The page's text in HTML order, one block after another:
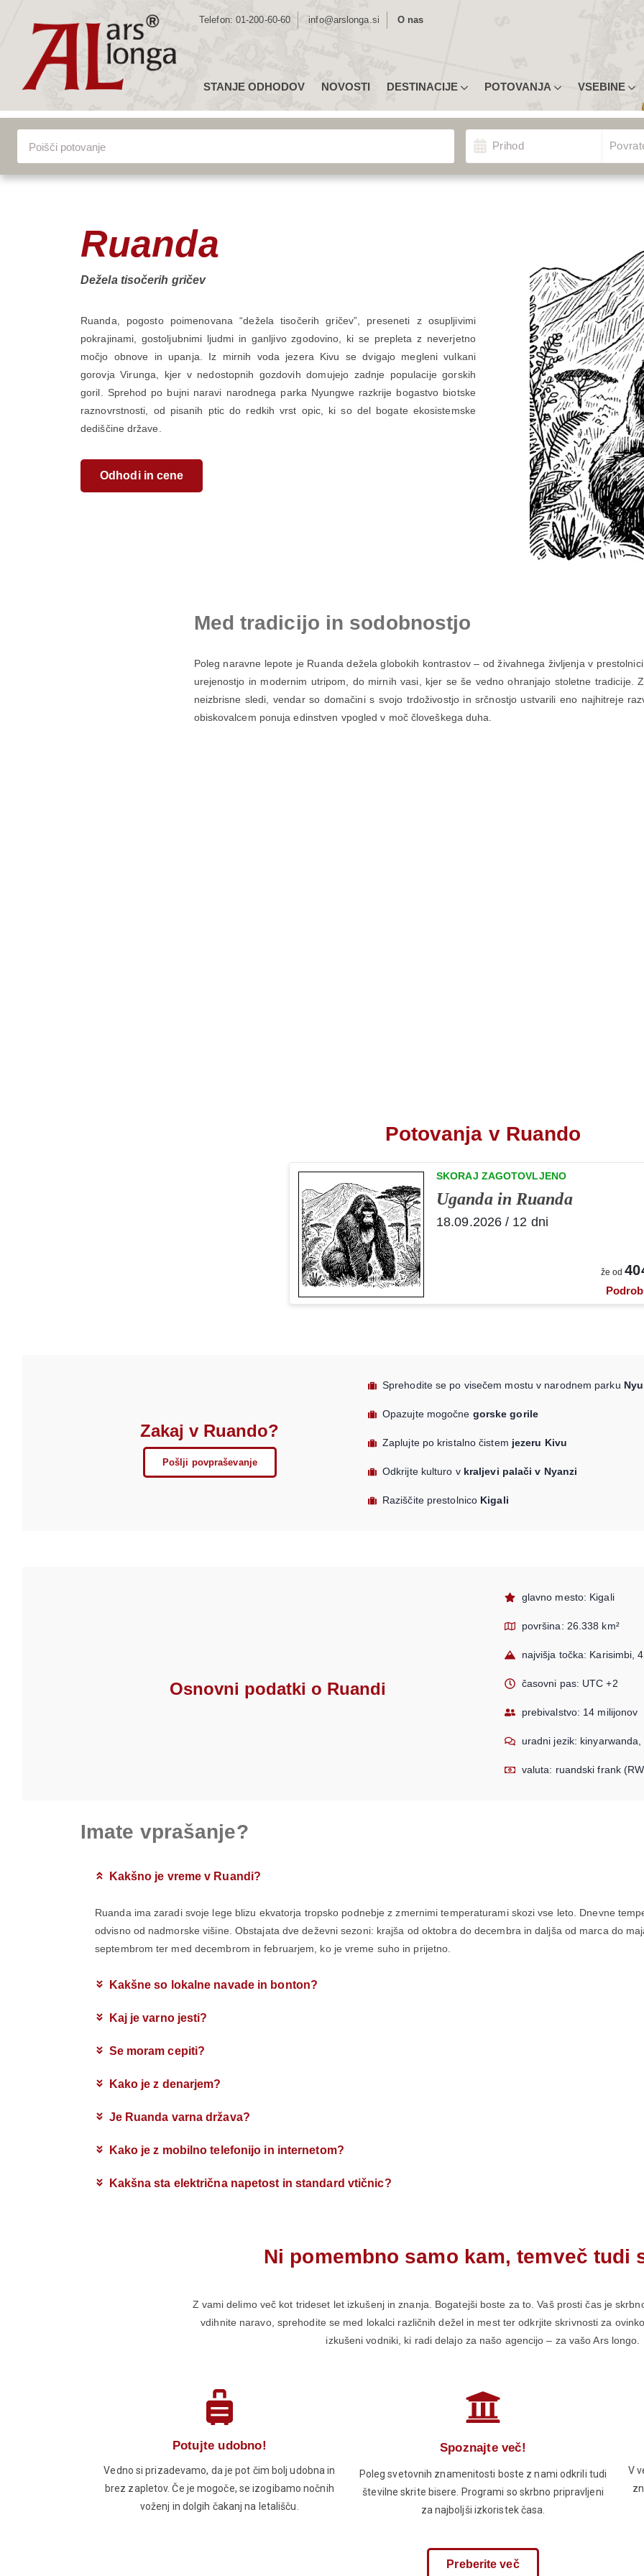
Telefon: 01-200-60-60 info@arslonga.si O nas
STANJE ODHODOV NOVOSTI
DESTINACIJE
ZEMLJEVID DESTINACIJ
EVROPA
SREDNJA AMERIKA IN KARIBI
POTOVANJA
UGODNA POTOVANJA
TIPI POTOVANJ
POTOVANJA U3
VSEBINE
NASVETI ZA PRIJAVO
POTOPISNA PREDAVANJA
NOVICE
MORDA NISTE VEDELI …
Lokacija Vsa potovanja Izberite Odhod/
VSA POTOVANJA
Prihod
Ruanda
Dežela tisočerih gričev
Ruanda, pogosto poimenovana “dežela tisočerih gričev”, preseneti z osupljivimi
pokrajinami, gostoljubnimi ljudmi in ganljivo zgodovino, ki se prepleta z neverjetno
močjo obnove in upanja. Iz mirnih voda jezera Kivu se dvigajo megleni vulkani
gorovja Virunga, kjer v nedostopnih gozdovih domujejo zadnje populacije gorskih
goril. Sprehod po bujni naravi narodnega parka Nyungwe razkrije bogastvo biotske
raznovrstnosti, od pisanih ptic do redkih vrst opic, ki so del bogate ekosistemske
dediščine države.
Odhodi in cene
Med tradicijo in sodobnostjo
Poleg naravne lepote je Ruanda dežela globokih kontrastov – od živahnega življenja v
urejenostjo in modernim utripom, do mirnih vasi, kjer se še vedno ohranjajo stoletne tradicije.
neizbrisne sledi, vendar so domačini s svojo trdoživostjo in srčnostjo ustvarili eno najhitreje
obiskovalcem ponuja edinstven vpogled v moč človeškega duha.
Potovanja v Ruando
SKORAJ ZAGOTOVLJENO
Uganda in Ruanda
18.09.2026 / 12 dni
že od
Zakaj v Ruando?
Pošlji povpraševanje
Sprehodite se po visečem mostu v narodnem parku
Opazujte mogočne gorske gorile
Zaplujte po kristalno čistem jezeru Kivu
Odkrijte kulturo v kraljevi palači v Nyanzi
Raziščite prestolnico Kigali
Osnovni podatki o Ruandi
glavno mesto: Kigali
površina: 26.338 km²
najvišja točka: Karisimbi,
časovni pas: UTC +2
prebivalstvo: 14 milijonov
uradni jezik:
valuta: ruandski frank
Imate vprašanje?
Kakšno je vreme v Ruandi?
Ruanda ima zaradi svoje lege blizu ekvatorja tropsko podnebje z zmernimi temperaturami skozi vse leto. Dnevne
odvisno od nadmorske višine. Obstajata dve deževni sezoni: krajša od oktobra do decembra in daljša od marca do
septembrom ter med decembrom in februarjem, ko je vreme suho in prijetno.
Kakšne so lokalne navade in bonton?
Kaj je varno jesti?
Se moram cepiti?
Kako je z denarjem?
Je Ruanda varna država?
Kako je z mobilno telefonijo in internetom?
Kakšna sta električna napetost in standard vtičnic?
Ni pomembno samo kam, temveč tudi
Z vami delimo več kot trideset let izkušenj in znanja. Bogatejši boste za to. Vaš prosti čas je
vdihnite naravo, sprehodite se med lokalci različnih dežel in mest ter odkrjite skrivnosti za
izkušeni vodniki, ki radi delajo za našo agencijo – za vašo Ars longo.
Potujte udobno!
Vedno si prizadevamo, da je pot čim bolj udobna in
brez zapletov. Če je mogoče, se izogibamo nočnih
voženj in dolgih čakanj na letališču.
Spoznajte več!
Poleg svetovnih znamenitosti boste z nami odkrili tudi
številne skrite bisere. Programi so skrbno pripravljeni
za najboljši izkoristek časa.
V
Preberite več